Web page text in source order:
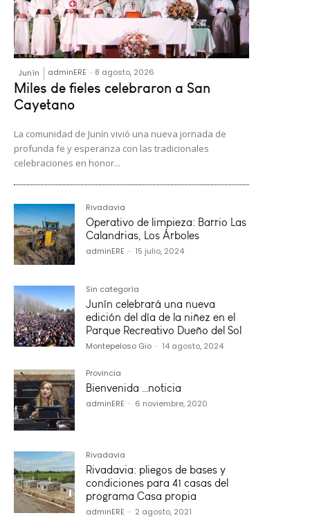
Junín adminERE - 8 agosto, 2026
Miles de fieles celebraron a San
Cayetano
La comunidad de Junín vivió una nueva jornada de
profunda fe y esperanza con las tradicionales
celebraciones en honor...
Rivadavia
Operativo de limpieza: Barrio Las
Calandrias, Los Árboles
adminERE - 15 julio, 2024
Sin categoría
Junín celebrará una nueva
edición del día de la niñez en el
Parque Recreativo Dueño del Sol
Montepeloso Gio - 14 agosto, 2024
Provincia
Bienvenida …noticia
adminERE - 6 noviembre, 2020
Rivadavia
Rivadavia: pliegos de bases y
condiciones para 41 casas del
programa Casa propia
adminERE - 2 agosto, 2021